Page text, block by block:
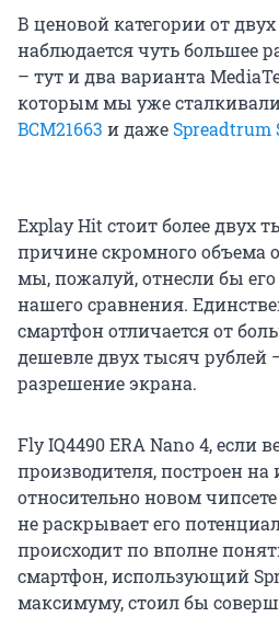
В ценовой категории от
наблюдается чуть большее
– тут и два варианта
которым мы уже
BCM21663 и даже Spreadtrum
Explay Hit стоит более двух
причине скромного объема
мы, пожалуй, отнесли бы его
нашего сравнения.
смартфон отличается от
дешевле двух тысяч рублей
разрешение экрана.
Fly IQ4490 ERA Nano 4, если
производителя, построен на
относительно новом чипсете
не раскрывает его
происходит по вполне
смартфон, использующий
максимуму, стоил бы